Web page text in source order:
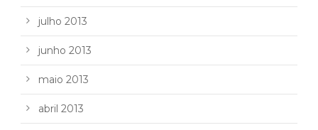
julho 2013
junho 2013
maio 2013
abril 2013